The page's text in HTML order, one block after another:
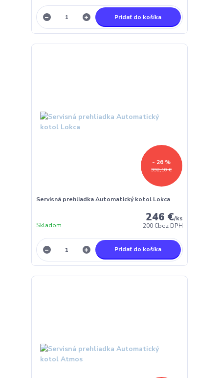
Pridať do košíka
332,10 €
- 26 %
Servisná prehliadka Automatický kotol Lokca
246 €/ks
200 €bez DPH
Skladom
Pridať do košíka